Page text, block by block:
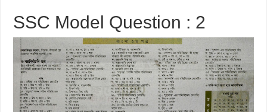
SSC Model Question : 2